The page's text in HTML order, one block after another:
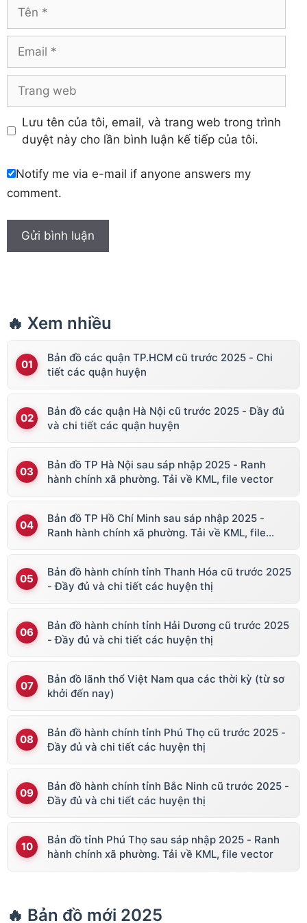
Hưng Yên
Khánh Hòa
web
Lưu tên của tôi, email, và trang web trong trình
duyệt này cho lần bình luận kế tiếp của tôi.
Notify me via e-mail if anyone answers my
comment.
🔥 Xem nhiều
Bản đồ các quận TP.HCM cũ trước 2025 - Chi
tiết các quận huyện
Bản đồ các quận Hà Nội cũ trước 2025 - Đầy đủ
và chi tiết các quận huyện
Bản đồ TP Hà Nội sau sáp nhập 2025 - Ranh
hành chính xã phường. Tải về KML, file vector
Bản đồ TP Hồ Chí Minh sau sáp nhập 2025 -
Ranh hành chính xã phường. Tải về KML, file
Bản đồ hành chính tỉnh Thanh Hóa cũ trước 2025
- Đầy đủ và chi tiết các huyện thị
Bản đồ hành chính tỉnh Hải Dương cũ trước 2025
- Đầy đủ và chi tiết các huyện thị
Bản đồ lãnh thổ Việt Nam qua các thời kỳ (từ sơ
khởi đến nay)
Bản đồ hành chính tỉnh Phú Thọ cũ trước 2025 -
Đầy đủ và chi tiết các huyện thị
Bản đồ hành chính tỉnh Bắc Ninh cũ trước 2025 -
Đầy đủ và chi tiết các huyện thị
Bản đồ tỉnh Phú Thọ sau sáp nhập 2025 - Ranh
hành chính xã phường. Tải về KML, file vector
🔥 Bản đồ mới 2025